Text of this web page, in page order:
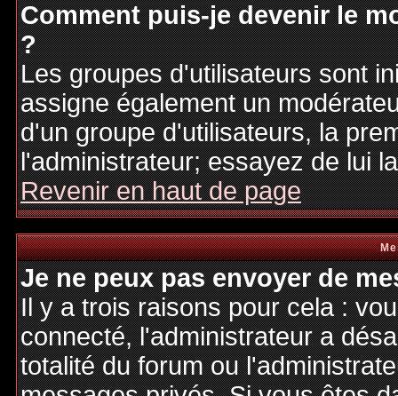
Comment puis-je devenir le
?
Les groupes d'utilisateurs sont
assigne également un
d'un groupe d'utilisateurs, la
l'administrateur; essayez de lui
Revenir en haut de page
Je ne peux pas envoyer de
Il y a trois raisons pour cela :
connecté, l'administrateur a
totalité du forum ou